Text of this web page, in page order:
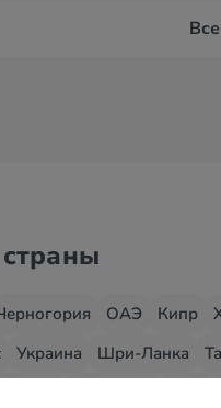
ОАЭ Кипр
Украина Шри-Ланка